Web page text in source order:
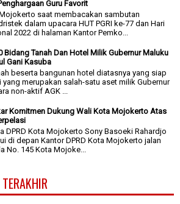
Guru Favorit
saat membacakan sambutan
dalam upacara HUT PGRI ke-77 dan Hari
2022 di halaman Kantor Pemko...
Bidang Tanah Dan Hotel Milik Gubernur Maluku
Gani Kasuba
beserta bangunan hotel diatasnya yang siap
yang merupakan salah-satu aset milik Gubernur
non-aktif AGK ...
Komitmen Dukung Wali Kota Mojokerto Atas
DPRD Kota Mojokerto Sony Basoeki Rahardjo
di depan Kantor DPRD Kota Mojokerto jalan
No. 145 Kota Mojoke...